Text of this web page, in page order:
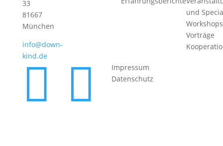
33
81667
München
info@down-
kind.de
und
Vorträge
 
Impressum
Datenschutz